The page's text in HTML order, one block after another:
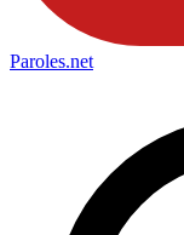
Paroles.net